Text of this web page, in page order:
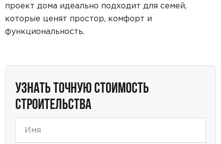
проект дома идеально подходит для семей,
которые ценят простор, комфорт и
функциональность.
УЗНАТЬ ТОЧНУЮ СТОИМОСТЬ
СТРОИТЕЛЬСТВА